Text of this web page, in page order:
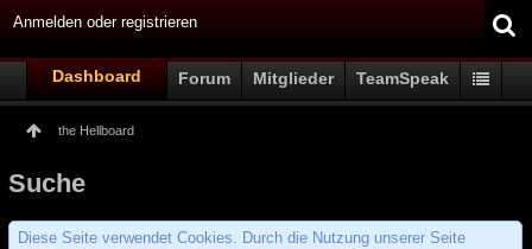
Anmelden oder registrieren
Dashboard Forum Mitglieder TeamSpeak
the Hellboard
Suche
Diese Seite verwendet Cookies. Durch die Nutzung unserer Seite